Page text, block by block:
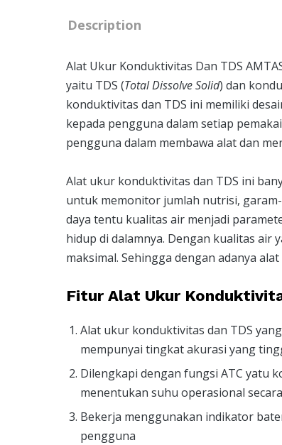
Description
Alat Ukur Konduktivitas Dan TDS
yaitu TDS (Total Dissolve Solid) dan
konduktivitas dan TDS ini memiliki
kepada pengguna dalam setiap
pengguna dalam membawa alat dan
Alat ukur konduktivitas dan TDS ini
untuk memonitor jumlah nutrisi,
daya tentu kualitas air menjadi
hidup di dalamnya. Dengan kualitas air
maksimal. Sehingga dengan adanya
Fitur Alat Ukur
Alat ukur konduktivitas dan TDS
mempunyai tingkat akurasi yang
Dilengkapi dengan fungsi ATC yatu
menentukan suhu operasional
Bekerja menggunakan indikator
pengguna